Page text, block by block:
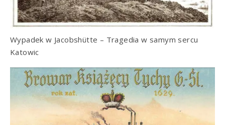
Wypadek w Jacobshütte – Tragedia w samym sercu
Katowic